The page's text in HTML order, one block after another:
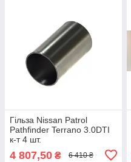
Гільза Nissan Patrol
Pathfinder Terrano 3.0DTI
к-т 4 шт.
4 807,50 ₴ 6 410 ₴